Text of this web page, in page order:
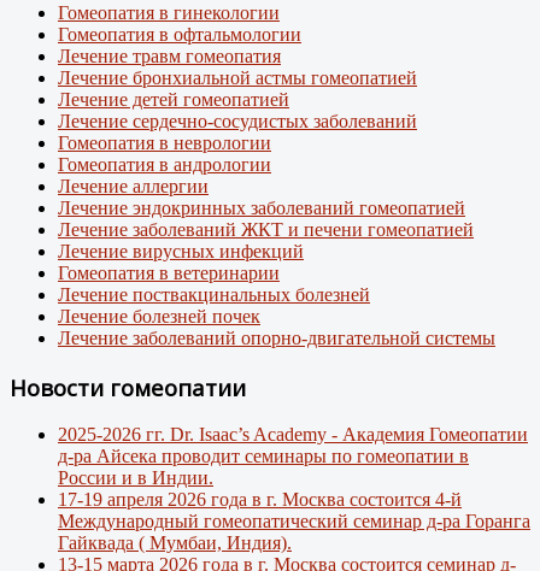
Гомеопатия в гинекологии
Гомеопатия в офтальмологии
Лечение травм гомеопатия
Лечение бронхиальной астмы гомеопатией
Лечение детей гомеопатией
Лечение сердечно-сосудистых заболеваний
Гомеопатия в неврологии
Гомеопатия в андрологии
Лечение аллергии
Лечение эндокринных заболеваний гомеопатией
Лечение заболеваний ЖКТ и печени гомеопатией
Лечение вирусных инфекций
Гомеопатия в ветеринарии
Лечение поствакцинальных болезней
Лечение болезней почек
Лечение заболеваний опорно-двигательной системы
Новости гомеопатии
2025-2026 гг. Dr. Isaac’s Academy - Академия Гомеопатии
д-ра Айсека проводит семинары по гомеопатии в
России и в Индии.
17-19 апреля 2026 года в г. Москва состоится 4-й
Международный гомеопатический семинар д-ра Горанга
Гайквада ( Мумбаи, Индия).
13-15 марта 2026 года в г. Москва состоится семинар д-